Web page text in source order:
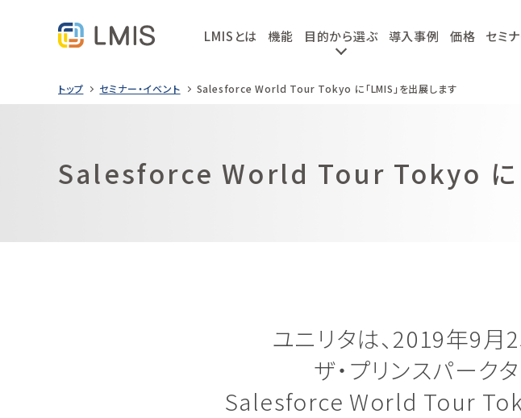
LMISとは 機能 目的から選ぶ 導入事例 価格 セミ
トップ セミナー・イベント Salesforce World Tour Tokyo に「LMIS」を出展します
Salesforce World Tour Tokyo に「
ユニリタは、2019年9月
ザ・プリンスパーク
Salesforce World Tour